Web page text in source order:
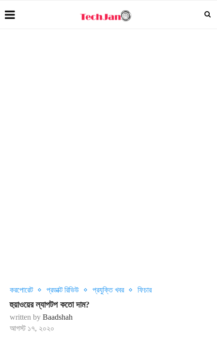
করপোরেট প্রডাক্ট রিভিউ প্রযুক্তি খবর ফিচার
হুয়াওয়ের ল্যাপটপ কতো দাম?
written by Baadshah
আগস্ট ১৭, ২০২০